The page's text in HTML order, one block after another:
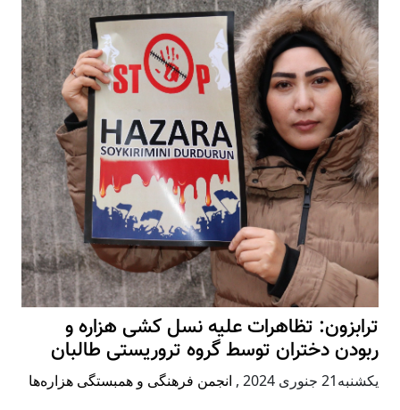
ترابزون: تظاهرات علیه نسل کشی هزاره و
ربودن دختران توسط گروه تروریستی طالبان
يكشنبه21 جنوری 2024 , انجمن فرهنگی و همبستگی هزاره‌ها